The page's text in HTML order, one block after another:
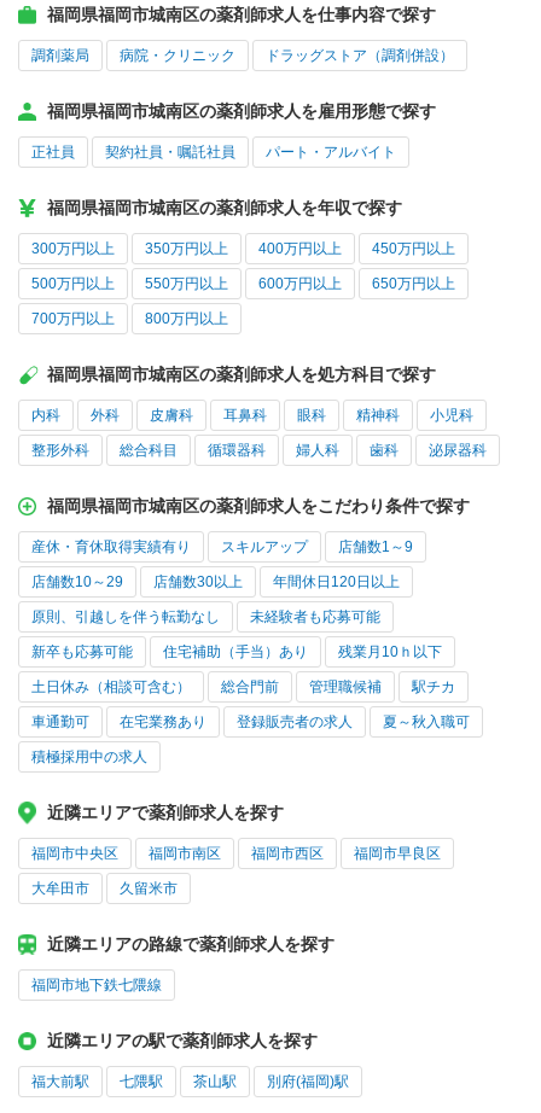
福岡県福岡市城南区の薬剤師求人を仕事内容で探す
調剤薬局 病院・クリニック ドラッグストア（調剤併設）
福岡県福岡市城南区の薬剤師求人を雇用形態で探す
正社員 契約社員・嘱託社員 パート・アルバイト
福岡県福岡市城南区の薬剤師求人を年収で探す
300万円以上 350万円以上 400万円以上 450万円以上
500万円以上 550万円以上 600万円以上 650万円以上
700万円以上 800万円以上
福岡県福岡市城南区の薬剤師求人を処方科目で探す
内科 外科 皮膚科 耳鼻科 眼科 精神科 小児科
整形外科 総合科目 循環器科 婦人科 歯科 泌尿器科
福岡県福岡市城南区の薬剤師求人をこだわり条件で探す
産休・育休取得実績有り スキルアップ 店舗数1～9
店舗数10～29 店舗数30以上 年間休日120日以上
原則、引越しを伴う転勤なし 未経験者も応募可能
新卒も応募可能 住宅補助（手当）あり 残業月10ｈ以下
土日休み（相談可含む） 総合門前 管理職候補 駅チカ
車通勤可 在宅業務あり 登録販売者の求人 夏～秋入職可
積極採用中の求人
近隣エリアで薬剤師求人を探す
福岡市中央区 福岡市南区 福岡市西区 福岡市早良区
大牟田市 久留米市
近隣エリアの路線で薬剤師求人を探す
福岡市地下鉄七隈線
近隣エリアの駅で薬剤師求人を探す
福大前駅 七隈駅 茶山駅 別府(福岡)駅